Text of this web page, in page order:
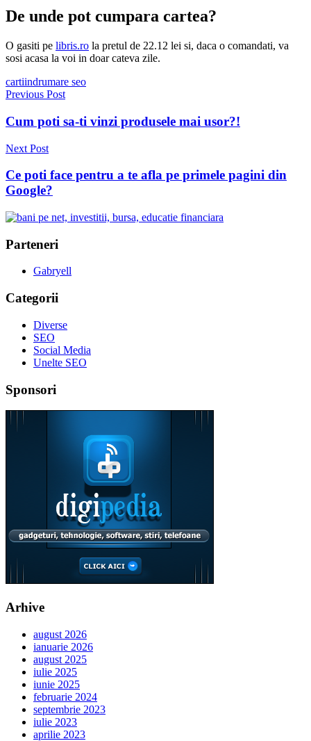
De unde pot cumpara cartea?
O gasiti pe libris.ro la pretul de 22.12 lei si, daca o comandati, va
sosi acasa la voi in doar cateva zile.
cartiindrumare seo
Navigare
în
articole
Previous Post
Cum poti sa-ti vinzi produsele mai usor?!
Next Post
Ce poti face pentru a te afla pe primele pagini din
Google?
Parteneri
Gabryell
Categorii
Diverse
SEO
Social Media
Unelte SEO
Sponsori
Arhive
august 2026
ianuarie 2026
august 2025
iulie 2025
iunie 2025
februarie 2024
septembrie 2023
iulie 2023
aprilie 2023